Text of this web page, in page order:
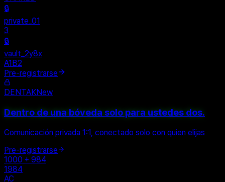
Personal
New Vault
SHARED
🔒
private_01
3
🔒
vault_2y8x
Pre-registrarse
DENTAKNew
Dentro de una bóveda solo para ustedes dos.
Comunicación privada 1:1, conectado solo con quien elijas